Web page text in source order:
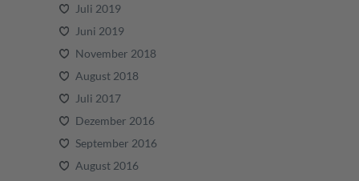
Juli 2019
Juni 2019
November 2018
August 2018
Juli 2017
Dezember 2016
September 2016
August 2016